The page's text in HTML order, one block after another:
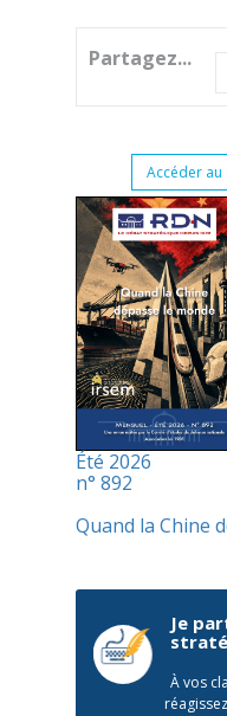
Partagez...
Accéder
Été 2026
n° 892
Quand la Chine
Je
À vos